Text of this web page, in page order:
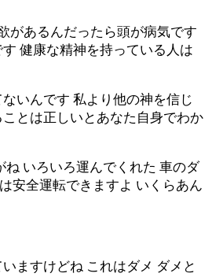
があるんだったら頭が病気です
健康な精神を持っている人は
いんです 私より他の神を信じ
とは正しいとあなた自身でわか
いろいろ運んでくれた 車のダ
安全運転できますよ いくらあん
ますけどね これはダメ ダメと